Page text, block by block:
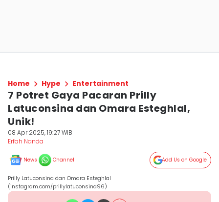
Home Hype Entertainment
7 Potret Gaya Pacaran Prilly
Latuconsina dan Omara Esteghlal,
Unik!
08 Apr 2025, 19:27 WIB
Erfah Nanda
News Channel Add Us on Google
Prilly Latuconsina dan Omara Esteghlal
(instagram.com/prillylatuconsina96)